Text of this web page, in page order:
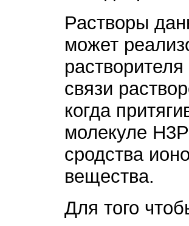
Растворы
может
связи
когда
молекуле
сродства
вещества.
Для того